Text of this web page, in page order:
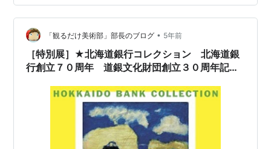
与額が前年より上昇した事、による変更のようです。 自
分の総支給額は、8.000円程増えました！ ２．苫小牧の
無料美術展に行ってきた 「芸術の都ウィーンとデザイン
の潮流」 …
「観るだけ美術部」部長のブログ • 5年前
［特別展］★北海道銀行コレクション 北海道銀
行創立７０周年 道銀文化財団創立３０周年記念